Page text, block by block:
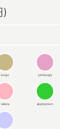
)
beige pinkbeige
sakura applegreen